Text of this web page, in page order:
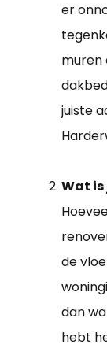
er
muren
juiste
Wat
de
dan
hebt